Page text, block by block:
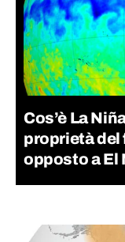
Cos’è La
proprietà
opposto a El